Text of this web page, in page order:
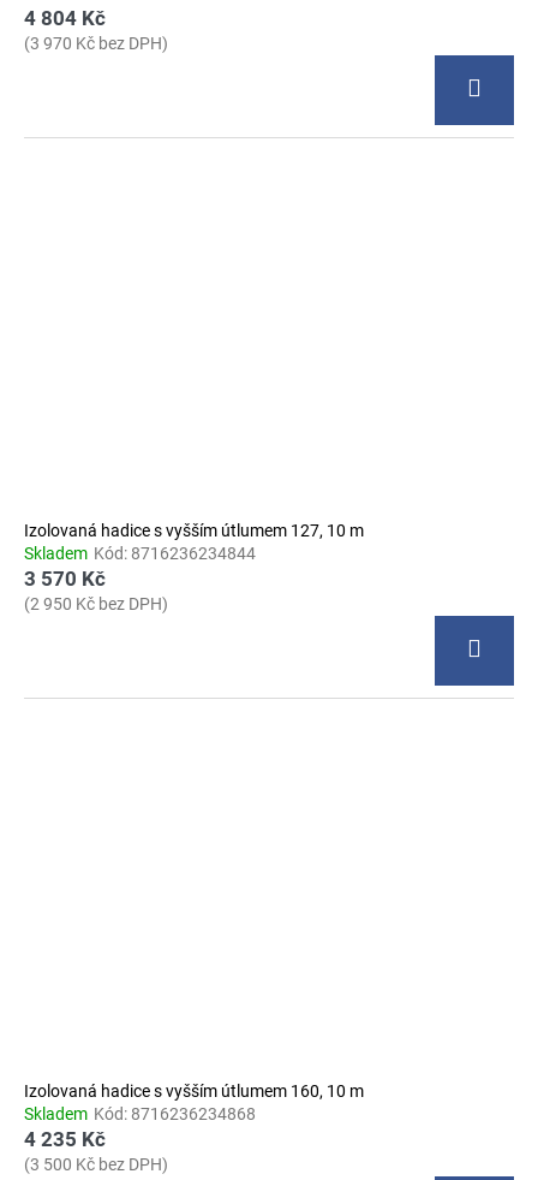
4 804 Kč
(3 970 Kč bez DPH)
Izolovaná hadice s vyšším útlumem 127, 10 m
Skladem Kód: 8716236234844
3 570 Kč
(2 950 Kč bez DPH)
Izolovaná hadice s vyšším útlumem 160, 10 m
Skladem Kód: 8716236234868
4 235 Kč
(3 500 Kč bez DPH)